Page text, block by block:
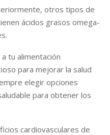
otros tipos de
ácidos grasos omega-
tu alimentación
para mejorar la salud
elegir opciones
para obtener los
cardiovasculares de